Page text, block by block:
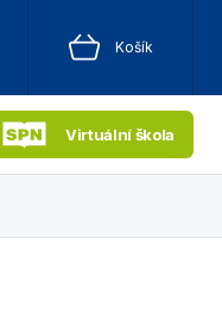
Košík
Virtuální škola